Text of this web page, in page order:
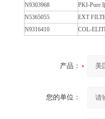
N9303968
PKI-Pure
N5365055
EXT
N9316410
COL-
产品：
您的单位：